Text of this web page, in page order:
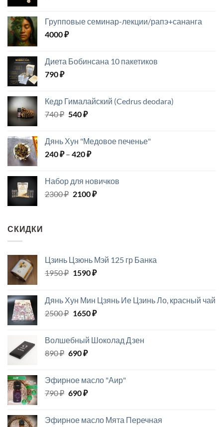
Групповые семинар-лекции/рапэ+сананга
4000₽
Диета Бобинсана 10 пакетиков
790₽
Кедр Гималайский (Cedrus deodara)
740₽ Первоначальная
740 ₽.
540₽Текущая
Дянь Хун "Медовое печенье"
240₽ – 420₽Диапазон
–
420 ₽
Набор для новичков
2300₽ Первоначальная
2100₽Текущая
СКИДКИ
Цзинь Цзюнь Мэй 125 гр Банка
1950₽ Первоначальная
1950 ₽.
1590₽Текущая
Дянь Хун Мин Цзянь Ие Цзинь Ло, красный чай
2500₽ Первоначальная
2500 ₽.
1650₽Текущая
Волшебный Шоколад Дзен
890₽ Первоначальная
890 ₽.
690₽Текущая
Эфирное масло "Аир"
790₽ Первоначальная
790 ₽.
690₽Текущая
Эфирное масло Мята Перечная